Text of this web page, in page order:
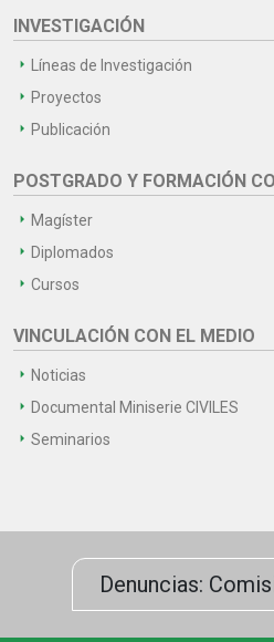
INVESTIGACIÓN
Líneas de Investigación
Proyectos
Publicación
POSTGRADO Y FORMACIÓN
Magíster
Diplomados
Cursos
VINCULACIÓN CON EL MEDIO
Noticias
Documental Miniserie CIVILES
Seminarios
Denuncias: